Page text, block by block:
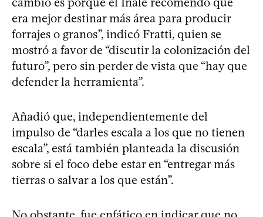
era mejor destinar más área para producir
forrajes o granos”, indicó Fratti, quien se
mostró a favor de “discutir la colonización del
futuro”, pero sin perder de vista que “hay que
defender la herramienta”.
Añadió que, independientemente del
impulso de “darles escala a los que no tienen
escala”, está también planteada la discusión
sobre si el foco debe estar en “entregar más
tierras o salvar a los que están”.